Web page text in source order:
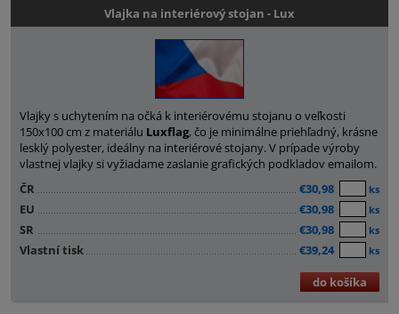
Vlajka na interiérový stojan - Lux
Vlajky s uchytením na očká k interiérovému stojanu o veľkosti
150x100 cm z materiálu Luxflag, čo je minimálne priehľadný, krásne
lesklý polyester, ideálny na interiérové ​​stojany. V prípade výroby
vlastnej vlajky si vyžiadame zaslanie grafických podkladov emailom.
ČR
€30,98 ks
EU €30,98 ks
SR €30,98 ks
Vlastní tisk €39,24 ks
do košíka